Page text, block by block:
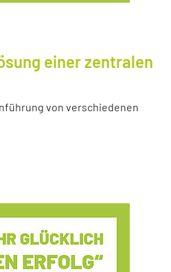
einer zentralen
von verschiedenen